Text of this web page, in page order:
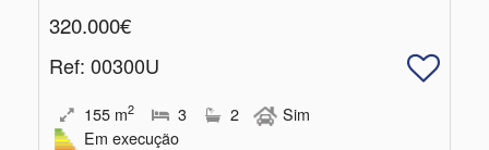
320.000€
Ref: 00300U
155 m2 3 2
Sim
Em execução